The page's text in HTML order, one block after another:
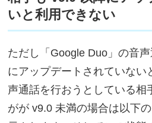
いと利用できない
ただし「Google Duo」の音
にアップデートされていない
声通話を行おうとしている相
がが v9.0 未満の場合は以下